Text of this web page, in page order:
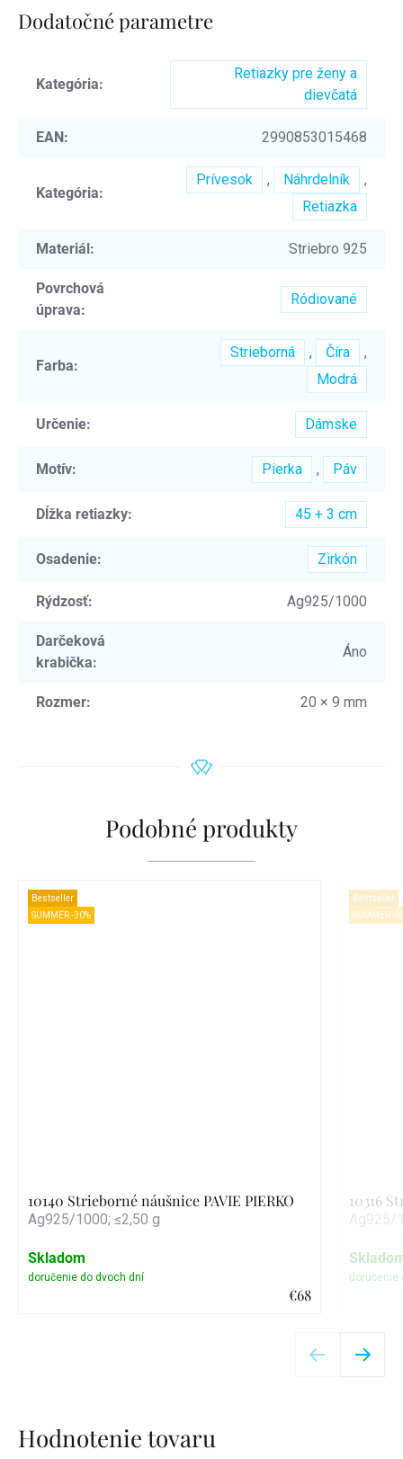
Dodatočné parametre
Kategória:
Retiazky pre ženy a
dievčatá
EAN: 2990853015468
Kategória:
Prívesok , Náhrdelník
,
Retiazka
Materiál: Striebro 925
Povrchová
úprava:
Ródiované
Farba:
Strieborná , Číra
,
Modrá
Určenie: Dámske
Motív: Pierka , Páv
Dĺžka retiazky: 45 + 3 cm
Osadenie: Zirkón
Rýdzosť: Ag925/1000
Darčeková
krabička:
Áno
Rozmer: 20 × 9 mm
Podobné produkty
Bestseller
SUMMER -30%
10140 Strieborné náušnice PAVIE PIERKO
Ag925/1000; ≤2,50 g
€68
Skladom
Bestseller
SUMMER -
10316
Hodnotenie tovaru